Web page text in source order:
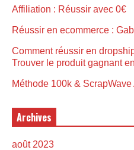
Affiliation : Réussir avec 0€
Réussir en ecommerce :
Comment réussir en
Trouver le produit gagnant
Méthode 100k &
Archives
août 2023